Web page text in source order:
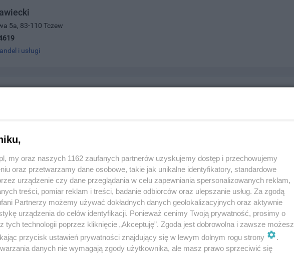
5a, 83-110 Tczew
i usługi
110 Tczew
3
83-110 Tczew
my oraz naszych 1162 zaufanych partnerów uzyskujemy dostęp i przechowujemy
oraz przetwarzamy dane osobowe, takie jak unikalne identyfikatory, standardowe
urządzenie czy dane przeglądania w celu zapewniania spersonalizowanych reklam,
treści, pomiar reklam i treści, badanie odbiorców oraz ulepszanie usług. Za zgodą
Partnerzy możemy używać dokładnych danych geolokalizacyjnych oraz aktywnie
urządzenia do celów identyfikacji. Ponieważ cenimy Twoją prywatność, prosimy o
tych technologii poprzez kliknięcie „Akceptuję”. Zgoda jest dobrowolna i zawsze możesz
przycisk ustawień prywatności znajdujący się w lewym dolnym rogu strony
.
danych nie wymagają zgody użytkownika, ale masz prawo sprzeciwić się